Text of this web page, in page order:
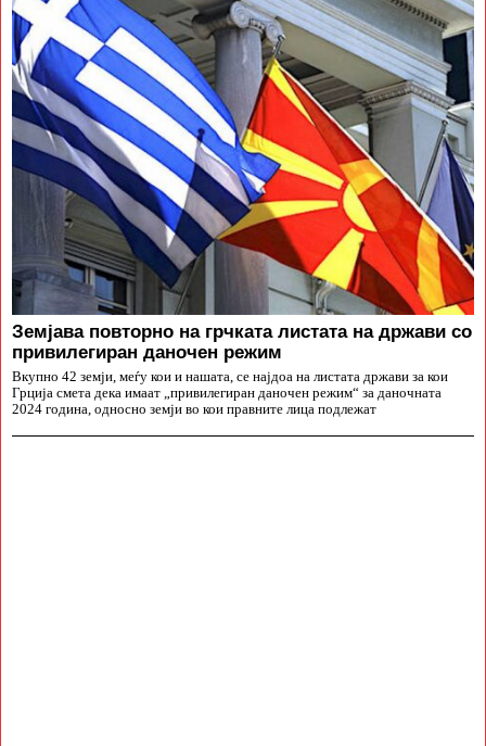
Земјава повторно на грчката листата на држави со
привилегиран даночен режим
Вкупно 42 земји, меѓу кои и нашата, се најдоа на листата држави за кои
Грција смета дека имаат „привилегиран даночен режим“ за даночната
2024 година, односно земји во кои правните лица подлежат